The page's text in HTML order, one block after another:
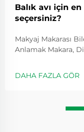
Balık avı için
seçersiniz?
Makyaj Makarası
Anlamak Makara,
makaralarının
makara, dişliler ve
DAHA FAZLA GÖR